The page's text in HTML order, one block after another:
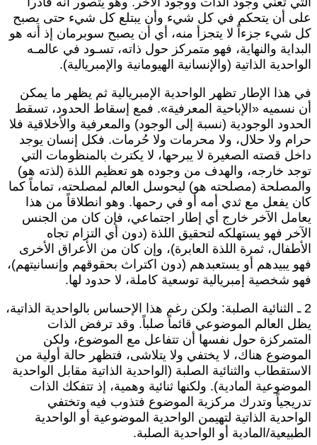
أن يتحكم في كل شيء وأن يبتلع كل شيء حتى يصبح
شيء جزءاً لا يتجزأ منه، أي أن يصبح سوبرمان إذ أنه هو
والنهاية، فهو متمركز حول ذاته، تسـود في عالمـه
الذاتية (والإنسانية الهيومانية والإمبريالية).
هذا الإطار تظهر الواحدية الإمبريالية ثم يظهر ما يمكن
نسميه «الإباحية المعرفية». فمع إسقاط الحدود، تسقط
الوجودية (نسبة إلى الوجود) والمعرفية والأخلاقية فلا
ولا حلال، ولا محرمات ولا حُرمات. فكل إنسان يوجد
قصته الصغيرة لا يبرحها، لا يكترث بالمنظومات التي
خارجه، والهدف من وجوده هو تعظيم اللذة (لذته هو)
(مصلحته هو) ليحوسل العالم لمصلحته، تماماً كما
يفعل مع ثدي أمه أو في رحمها. وهو انطلاقاً من هذا
الآخر خارج أي إطار اجتماعي، فإن كان من الجنس
فهو يستهلكه لتحقيق اللذة (دون أي التزام تجاه
ثمرة اللذة العابرة)، وإن كان من الأعراق الأخرى
يبيدهم أو يستعبدهم (دون اكتراث بحقوقهم وإنسانيتهم)،
شخصية إمبريالية توسعية كاملة، لا حدود لها.
2 ـ الثنائية الصلبة: ولكن رغم هذا الإحساس بالواحدية الذاتية،
العالم الموضوعي قائماً صلباً. وقد ترفض الذات
حول نفسها أن تتفاعل مع الموضوع، ولكن
هناك، لا يختفي ولا يتلاشى، فتظهر حالة أولية من
والثنائية الصلبة (الواحدية الذاتية مقابل الواحدية
المادية). ولكنها ثنائية وهمية، إذ تتفكك الذات
وتدرك مركزية الموضوع فتذوب فيه وتختفي
الذاتية لتهيمن الواحدية الموضوعية أو الواحدية
المادية أو الواحدية الصلبة.